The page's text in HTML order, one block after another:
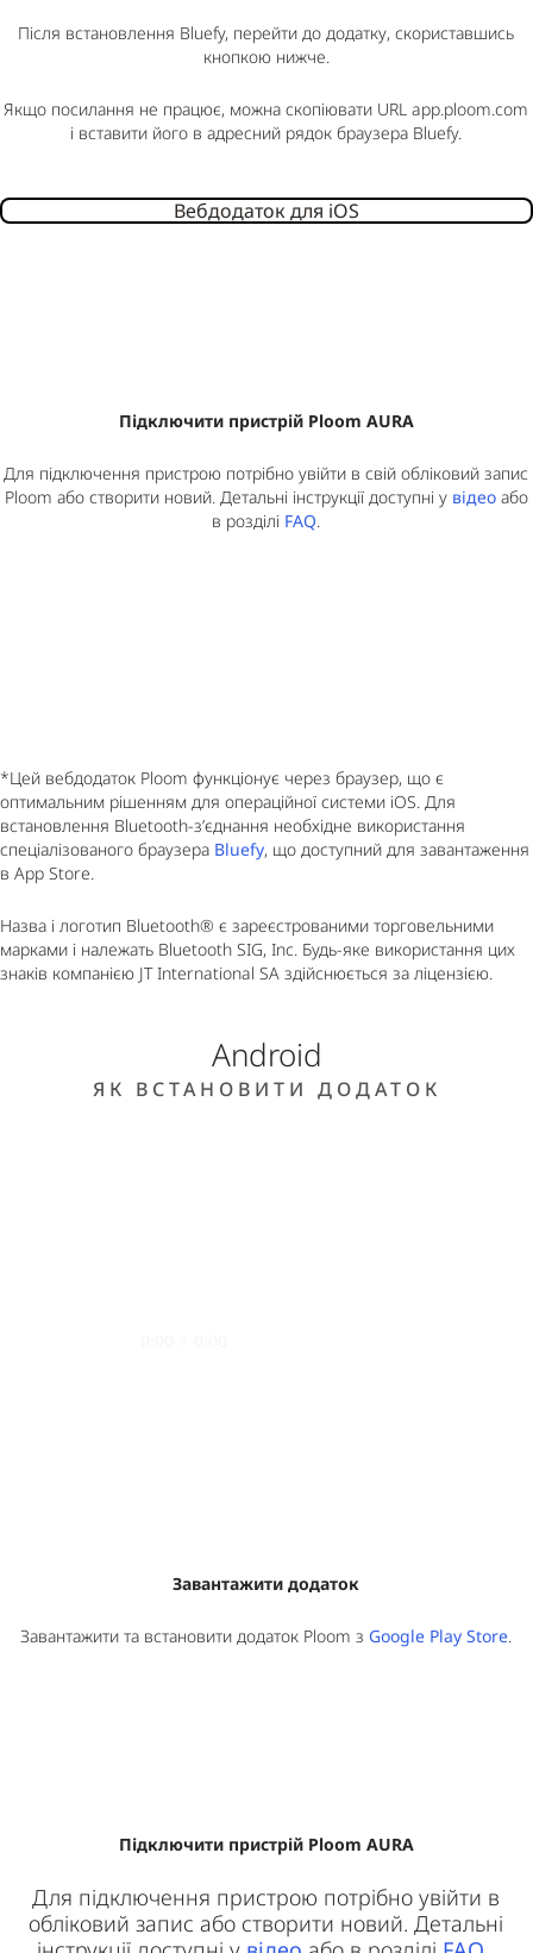
Після встановлення Bluefy, перейти до додатку, скориставшись
кнопкою нижче.
Якщо посилання не працює, можна скопіювати URL app.ploom.com
і вставити його в адресний рядок браузера Bluefy.
Вебдодаток для iOS
Підключити пристрій Ploom AURA
Для підключення пристрою потрібно увійти в свій обліковий запис
Ploom або створити новий. Детальні інструкції доступні у відеоабо
в розділі FAQ
*Цей вебдодаток Ploom функціонує через браузер, що є
оптимальним рішенням для операційної системи iOS. Для
встановлення Bluetooth-з’єднання необхідне використання
спеціалізованого браузера Bluefy, що доступний для завантаження
в App Store.
Назва і логотип Bluetooth® є зареєстрованими торговельними
марками і належать Bluetooth SIG, Inc. Будь-яке використання цих
знаків компанією JT International SA здійснюється за ліцензією.
Android
ЯК ВСТАНОВИТИ ДОДАТОК
Завантажити додаток
Завантажити та встановити додаток Ploom з Google Play Store
Підключити пристрій Ploom AURA
Для підключення пристрою потрібно увійти в
обліковий запис або створити новий. Детальні